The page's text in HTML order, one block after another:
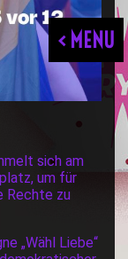
< MENU
sich am
um für
Rechte zu
„Wähl Liebe“